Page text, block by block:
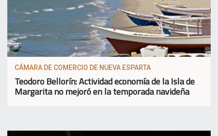
CÁMARA DE COMERCIO DE NUEVA ESPARTA
Teodoro Bellorín: Actividad economía de la Isla de
Margarita no mejoró en la temporada navideña